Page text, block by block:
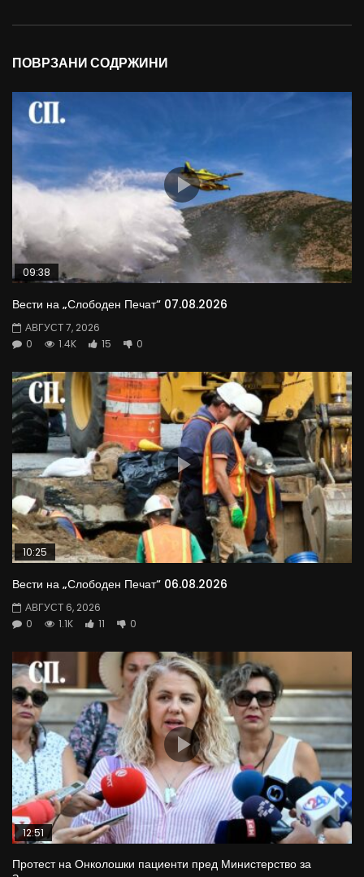
ПОВРЗАНИ СОДРЖИНИ
09:38
Вести на „Слободен Печат“ 07.08.2026
АВГУСТ 7, 2026
0
1.4K 15 0
10:25
Вести на „Слободен Печат“ 06.08.2026
АВГУСТ 6, 2026
0
1.1K 11 0
12:51
Протест на Онколошки пациенти пред Министерство за